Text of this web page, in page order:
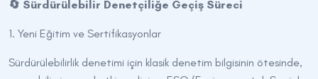
🔄 Sürdürülebilir Denetçiliğe Geçiş Süreci
1. Yeni Eğitim ve Sertifikasyonlar
Sürdürülebilirlik denetimi için klasik denetim bilgisinin ötesinde,